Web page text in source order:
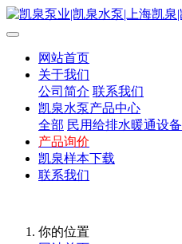
网站首页
关于我们
公司简介 联系我们
凯泉水泵产品中心
全部 民用给排水暖通设备
产品询价
凯泉样本下载
联系我们
你的位置